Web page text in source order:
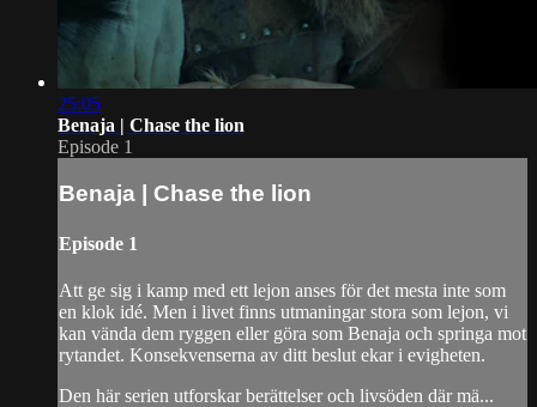
25:05
Benaja | Chase the lion
Episode 1
Benaja | Chase the lion
Episode 1
Att ge sig i kamp med ett lejon anses för det mesta inte som
en klok idé. Men i livet finns utmaningar stora som lejon, vi
kan vända dem ryggen eller göra som Benaja och springa mot
rytandet. Konsekvenserna av ditt beslut ekar i evigheten.
Den här serien utforskar berättelser och livsöden där mä...